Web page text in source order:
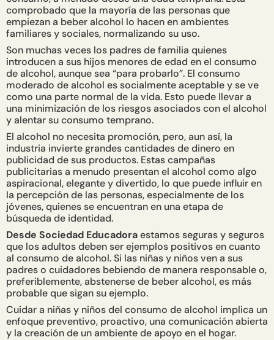
comprobado que la mayoría de las personas que
empiezan a beber alcohol lo hacen en ambientes
familiares y sociales, normalizando su uso.
Son muchas veces los padres de familia quienes
introducen a sus hijos menores de edad en el consumo
de alcohol, aunque sea “para probarlo”. El consumo
moderado de alcohol es socialmente aceptable y se ve
como una parte normal de la vida. Esto puede llevar a
una minimización de los riesgos asociados con el alcohol
y alentar su consumo temprano.
El alcohol no necesita promoción, pero, aun así, la
industria invierte grandes cantidades de dinero en
publicidad de sus productos. Estas campañas
publicitarias a menudo presentan el alcohol como algo
aspiracional, elegante y divertido, lo que puede influir en
la percepción de las personas, especialmente de los
jóvenes, quienes se encuentran en una etapa de
búsqueda de identidad.
Desde Sociedad Educadoraestamos seguras y seguros
que los adultos deben ser ejemplos positivos en cuanto
al consumo de alcohol. Si las niñas y niños ven a sus
padres o cuidadores bebiendo de manera responsable o,
preferiblemente, abstenerse de beber alcohol, es más
probable que sigan su ejemplo.
Cuidar a niñas y niños del consumo de alcohol implica un
enfoque preventivo, proactivo, una comunicación abierta
y la creación de un ambiente de apoyo en el hogar.